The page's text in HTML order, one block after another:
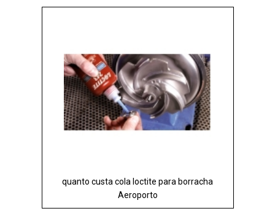
quanto custa cola loctite para borracha
Aeroporto